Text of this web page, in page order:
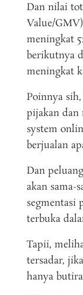
Dan nilai
Value/
meningkat
berikutnya
meningkat
Poinnya
pijakan
system
berjualan
Dan
akan sama-
segmentasi
terbuka
Tapii,
tersadar,
hanya